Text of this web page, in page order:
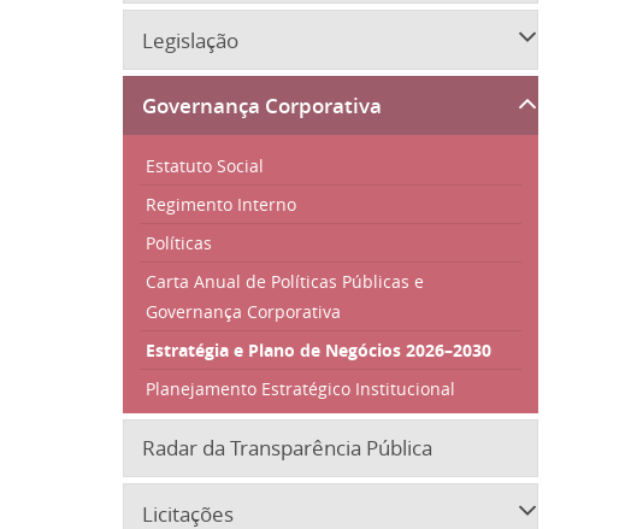
Legislação
Governança Corporativa
Estatuto Social
Regimento Interno
Políticas
Carta Anual de Políticas Públicas e
Governança Corporativa
Estratégia e Plano de Negócios 2026–2030
Planejamento Estratégico Institucional
Radar da Transparência Pública
Licitações